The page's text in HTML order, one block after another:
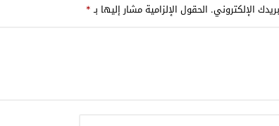
الإلكتروني. الحقول الإلزامية مشار إليها بـ*